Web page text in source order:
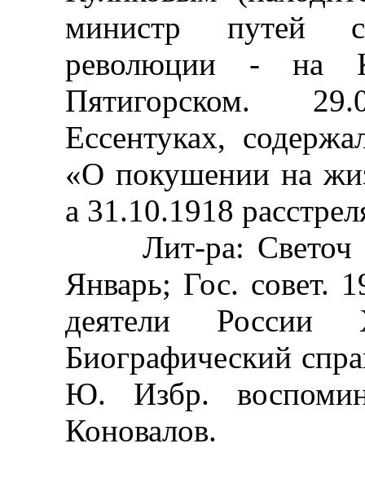
министр путей
революции - на
Пятигорском.
Ессентуках,
«О покушении на
а 31.10.1918
Лит-ра: Светоч и
Январь; Гос. совет.
деятели
Биографический
Ю. Избр.
Коновалов.